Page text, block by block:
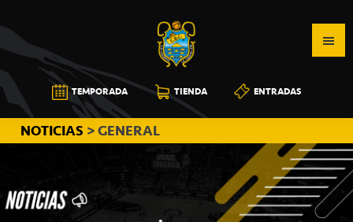
a
la
navegación
principal
al
contenido
principal
a
la
barra
lateral
principal
CB
CANARIAS
TEMPORADA TIENDA ENTRADAS
NOTICIAS > GENERAL